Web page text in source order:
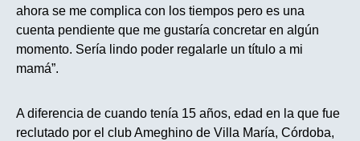
ahora se me complica con los tiempos pero es una
cuenta pendiente que me gustaría concretar en algún
momento. Sería lindo poder regalarle un título a mi
mamá”.
A diferencia de cuando tenía 15 años, edad en la que fue
reclutado por el club Ameghino de Villa María, Córdoba,